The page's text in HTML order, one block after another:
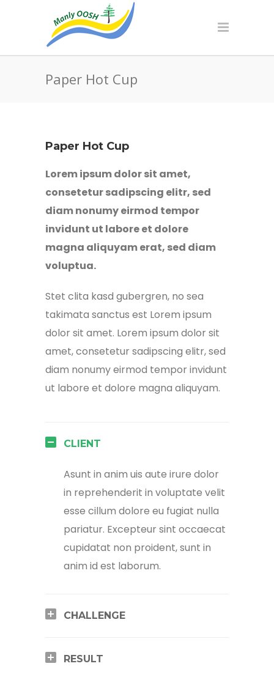
Paper Hot Cup
Paper Hot Cup
Lorem ipsum dolor sit amet,
consetetur sadipscing elitr, sed
diam nonumy eirmod tempor
invidunt ut labore et dolore
magna aliquyam erat, sed diam
voluptua.
Stet clita kasd gubergren, no sea
takimata sanctus est Lorem ipsum
dolor sit amet. Lorem ipsum dolor sit
amet, consetetur sadipscing elitr, sed
diam nonumy eirmod tempor invidunt
ut labore et dolore magna aliquyam.
CLIENT
Asunt in anim uis aute irure dolor
in reprehenderit in voluptate velit
esse cillum dolore eu fugiat nulla
pariatur. Excepteur sint occaecat
cupidatat non proident, sunt in
anim id est laborum.
CHALLENGE
RESULT